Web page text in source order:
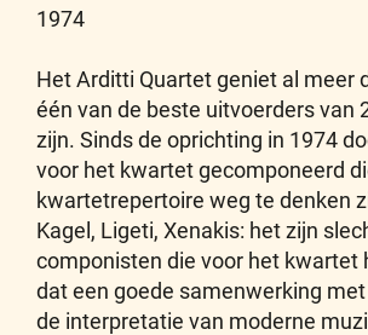
1974
Het Arditti Quartet geniet al meer
één van de beste uitvoerders van
zijn. Sinds de oprichting in 1974
voor het kwartet gecomponeerd
kwartetrepertoire weg te denken
Kagel, Ligeti, Xenakis: het zijn
componisten die voor het
dat een goede samenwerking
de interpretatie van moderne